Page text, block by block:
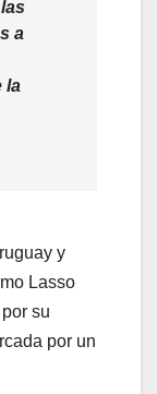
a
la
y
Lasso
su
por un